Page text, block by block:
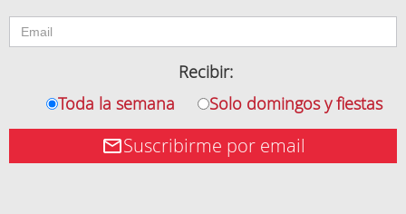
Recibir:
Toda la semana
Solo domingos y fiestas
Suscribirme por email